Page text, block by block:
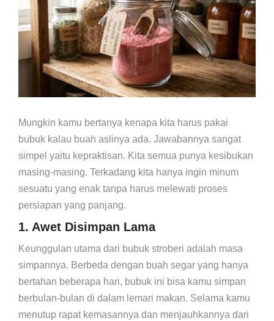
Mungkin kamu bertanya kenapa kita harus pakai
bubuk kalau buah aslinya ada. Jawabannya sangat
simpel yaitu kepraktisan. Kita semua punya kesibukan
masing-masing. Terkadang kita hanya ingin minum
sesuatu yang enak tanpa harus melewati proses
persiapan yang panjang.
1. Awet Disimpan Lama
Keunggulan utama dari bubuk stroberi adalah masa
simpannya. Berbeda dengan buah segar yang hanya
bertahan beberapa hari, bubuk ini bisa kamu simpan
berbulan-bulan di dalam lemari makan. Selama kamu
menutup rapat kemasannya dan menjauhkannya dari